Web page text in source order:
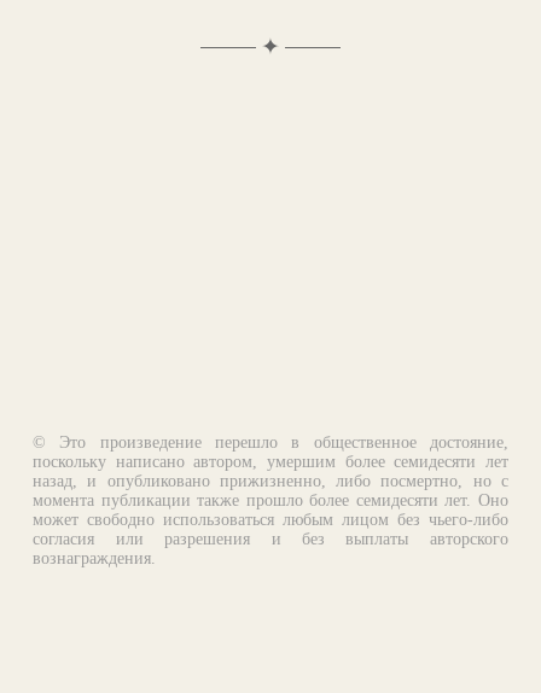
✦
© Это произведение перешло в общественное достояние,
поскольку написано автором, умершим более семидесяти лет
назад, и опубликовано прижизненно, либо посмертно, но с
момента публикации также прошло более семидесяти лет. Оно
может свободно использоваться любым лицом без чьего-либо
согласия или разрешения и без выплаты авторского
вознаграждения.